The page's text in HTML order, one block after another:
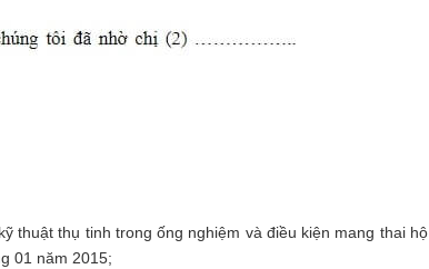
thuật thụ tinh trong ống nghiệm và điều kiện mang thai hộ
01 năm 2015;